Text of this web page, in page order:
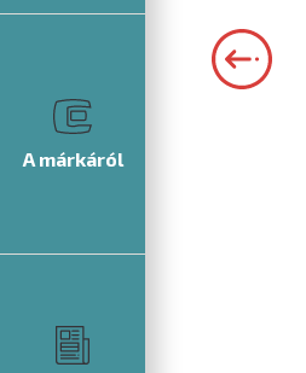
A márkáról